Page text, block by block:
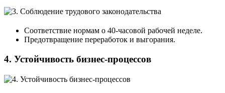
Соответствие нормам о 40-часовой рабочей неделе.
Предотвращение переработок и выгорания.
4. Устойчивость бизнес-процессов